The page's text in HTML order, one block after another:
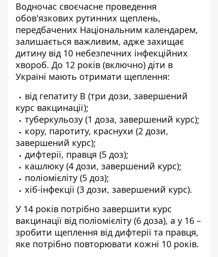
Водночас своєчасне проведення
обов'язкових рутинних щеплень,
передбачених Національним календарем,
залишається важливим, адже захищає
дитину від 10 небезпечних інфекційних
хвороб. До 12 років (включно) діти в
Україні мають отримати щеплення:
від гепатиту В (три дози, завершений
курс вакцинації);
туберкульозу (1 доза, завершений курс);
кору, паротиту, краснухи (2 дози,
завершений курс);
дифтерії, правця (5 доз);
кашлюку (4 дози, завершений курс);
поліомієліту (5 доз);
хіб-інфекції (3 дози, завершений курс).
У 14 років потрібно завершити курс
вакцинації від поліомієліту (6 доза), а у 16 ​​–
зробити щеплення від дифтерії та правця,
яке потрібно повторювати кожні 10 років.